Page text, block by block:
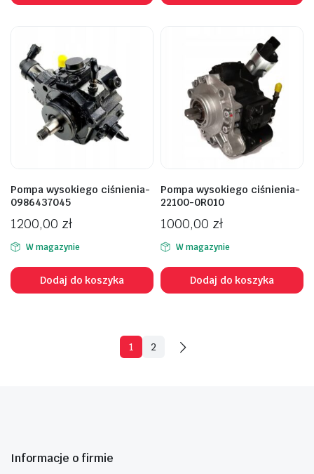
Pompa wysokiego ciśnienia-
0986437045
1200,00 zł
W magazynie
Dodaj do koszyka
Pompa wysokiego ciśnienia-
22100-0R010
1000,00 zł
W magazynie
Dodaj do koszyka
1 2
Informacje o firmie